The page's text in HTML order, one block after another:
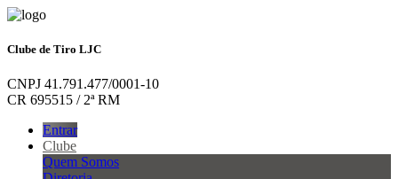
Clube de Tiro LJC
CNPJ 41.791.477/0001-10
CR 695515 / 2ª RM
Entrar
Clube
Quem Somos